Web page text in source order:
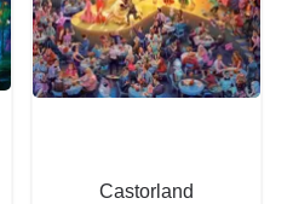
Castorland